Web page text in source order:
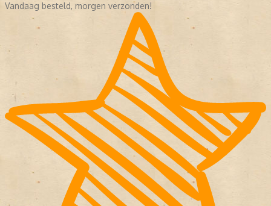
Vandaag besteld, morgen verzonden!